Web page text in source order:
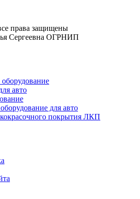
права защищены
Сергеевна ОГРНИП
авто
для авто
покрытия ЛКП